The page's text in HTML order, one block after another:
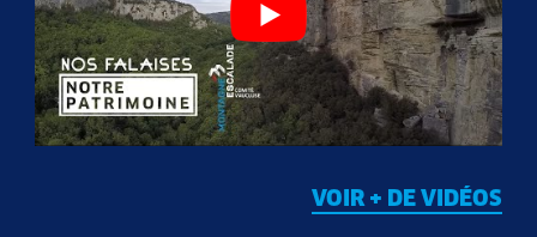
VOIR + DE VIDÉOS